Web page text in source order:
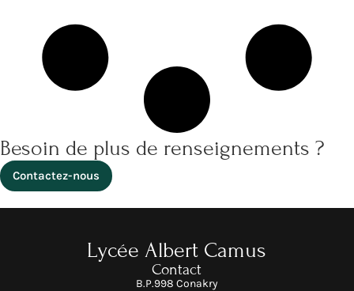
Besoin de plus de renseignements ?
Contactez-nous
Lycée Albert Camus
Contact
B.P.998 Conakry